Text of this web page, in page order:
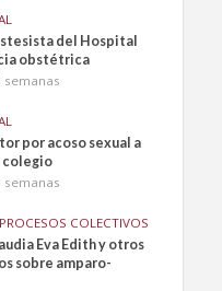
del Hospital
obstétrica
semanas
por acoso sexual a
colegio
semanas
PROCESOS COLECTIVOS
Eva Edith y otros
sobre amparo-